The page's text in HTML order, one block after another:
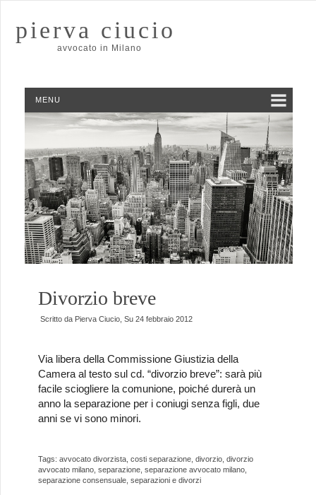
pierva ciucio
avvocato in Milano
MENU
Divorzio breve
Scritto da Pierva Ciucio, Su 24 febbraio 2012
Via libera della Commissione Giustizia della
Camera al testo sul cd. “divorzio breve”: sarà più
facile sciogliere la comunione, poiché durerà un
anno la separazione per i coniugi senza figli, due
anni se vi sono minori.
Tags: avvocato divorzista, costi separazione, divorzio, divorzio
avvocato milano, separazione, separazione avvocato milano,
separazione consensuale, separazioni e divorzi